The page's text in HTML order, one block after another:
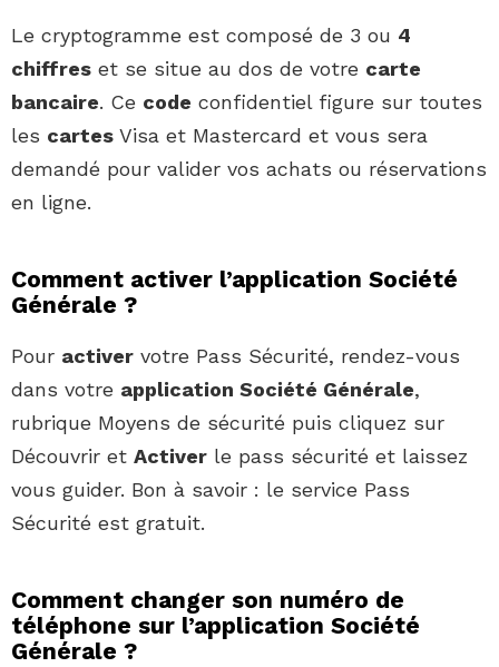
Le cryptogramme est composé de 3 ou 4
chiffres et se situe au dos de votre carte
bancaire. Ce code confidentiel figure sur toutes
les cartes Visa et Mastercard et vous sera
demandé pour valider vos achats ou réservations
en ligne.
Comment activer l’application Société
Générale ?
Pour activer votre Pass Sécurité, rendez-vous
dans votre application Société Générale,
rubrique Moyens de sécurité puis cliquez sur
Découvrir et Activer le pass sécurité et laissez
vous guider. Bon à savoir : le service Pass
Sécurité est gratuit.
Comment changer son numéro de
téléphone sur l’application Société
Générale ?